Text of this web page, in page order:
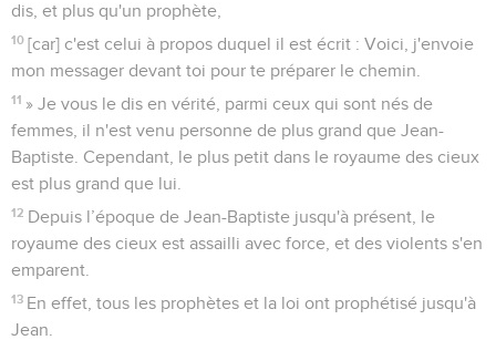
dis, et plus qu'un prophète,
10 [car] c'est celui à propos duquel il est écrit : Voici, j'envoie
mon messager devant toi pour te préparer le chemin.
11 » Je vous le dis en vérité, parmi ceux qui sont nés de
femmes, il n'est venu personne de plus grand que Jean-
Baptiste. Cependant, le plus petit dans le royaume des cieux
est plus grand que lui.
12 Depuis l’époque de Jean-Baptiste jusqu'à présent, le
royaume des cieux est assailli avec force, et des violents s'en
emparent.
13 En effet, tous les prophètes et la loi ont prophétisé jusqu'à
Jean.